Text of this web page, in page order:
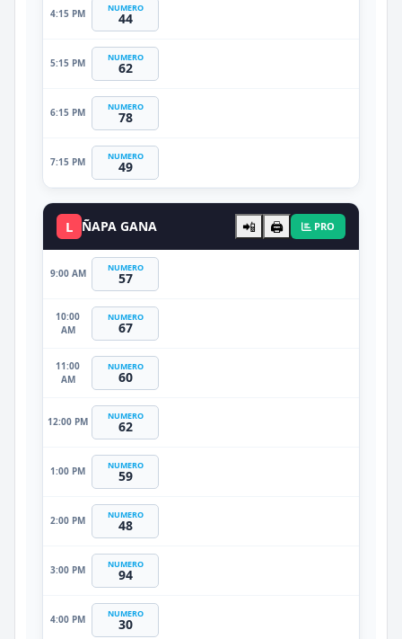
4:15 PM NUMERO
44
5:15 PM NUMERO
62
6:15 PM NUMERO
78
7:15 PM NUMERO
49
L ÑAPA GANA 📲 🖨️ PRO
9:00 AM NUMERO
57
10:00
AM
NUMERO
67
11:00
AM
NUMERO
60
12:00 PM NUMERO
62
1:00 PM NUMERO
59
2:00 PM NUMERO
48
3:00 PM NUMERO
94
4:00 PM NUMERO
30